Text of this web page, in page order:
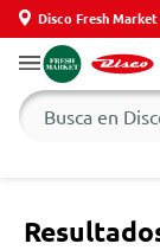
Disco Fresh